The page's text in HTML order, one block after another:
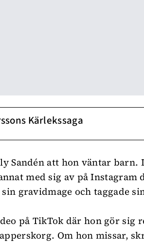
Kärlekssaga
Sandén att hon väntar barn.
med sig av på Instagram
gravidmage och taggade
på TikTok där hon gör sig
Om hon missar,